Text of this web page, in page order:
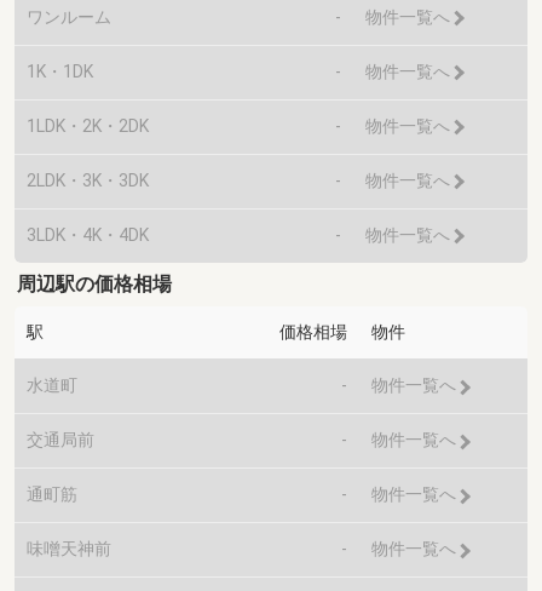
ワンルーム - 物件一覧へ
1K・1DK - 物件一覧へ
1LDK・2K・2DK - 物件一覧へ
2LDK・3K・3DK - 物件一覧へ
3LDK・4K・4DK - 物件一覧へ
周辺駅の価格相場
駅 価格相場 物件
水道町 - 物件一覧へ
交通局前 - 物件一覧へ
通町筋 - 物件一覧へ
味噌天神前 - 物件一覧へ